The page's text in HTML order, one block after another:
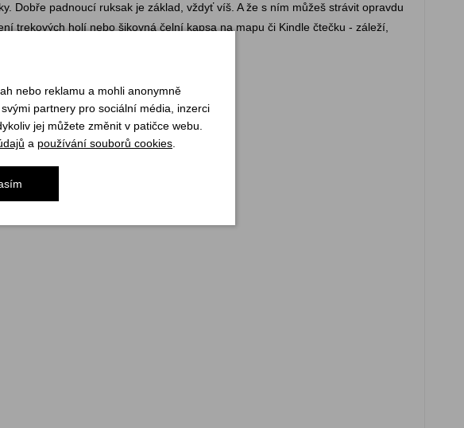
Dobře padnoucí ruksak je základ, vždyť víš. A že s ním můžeš strávit opravdu
trekových holí nebo šikovná čelní kapsa na mapu či Kindle čtečku - záleží,
tobě.
nebo reklamu a mohli anonymně
partnery pro sociální média, inzerci
jej můžete změnit v patičce webu.
a používání souborů cookies